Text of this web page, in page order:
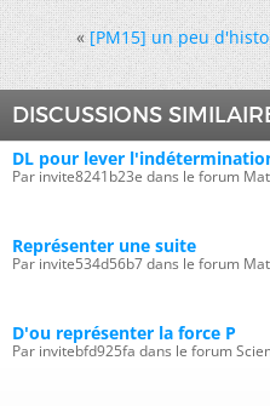
« [PM15] un peu
DISCUSSIONS
DL pour lever
Par invite8241b23e dans le forum
Représenter une suite
Par invite534d56b7 dans le forum
D'ou représenter la force P
Par invitebfd925fa dans le forum